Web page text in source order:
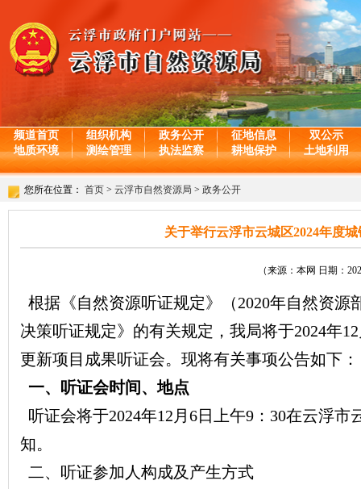
频道首页 组织机构 政务公开 征地信息
双公示
地质环境
测绘管理 执法监察 耕地保护 土地利用
您所在位置： 首页 > 云浮市自然资源局 > 政务公开
关于举行云浮市云城区2024年度
（来源：本网 日期：
根据《自然资源听证规定》（2020年自然资
决策听证规定》的有关规定，我局将于2024年
更新项目成果听证会。现将有关事项公告如下：
一、听证会时间、地点
听证会将于2024年12月6日上午9：30在云浮
知。
二、听证参加人构成及产生方式